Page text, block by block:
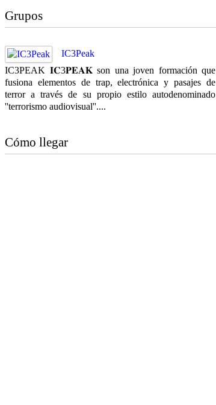
Grupos
IC3Peak
IC3PEAK 𝐈𝐂3𝐏𝐄𝐀𝐊 son una joven formación que
fusiona elementos de trap, electrónica y pasajes de
terror a través de su propio estilo autodenominado
''terrorismo audiovisual''....
Cómo llegar